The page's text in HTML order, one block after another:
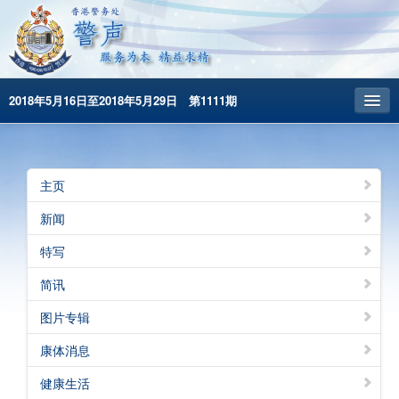
2018年5月16日至2018年5月29日 第1111期
昔日警声
警务处主页
繁體版
English
主页
新闻
特写
简讯
图片专辑
康体消息
健康生活